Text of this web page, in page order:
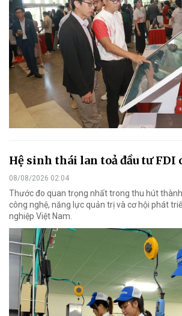
Hệ sinh thái lan toả đầu tư FDI
08/08/2026 02:04
Thước đo quan trọng nhất trong thu hút thành
công nghệ, năng lực quản trị và cơ hội phát
nghiệp Việt Nam.